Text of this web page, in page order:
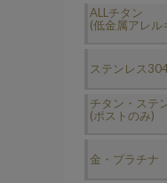
ALLチタン
(低金属アレル
ステンレス
チタン・ステ
(ポストのみ)
金・プラチナ